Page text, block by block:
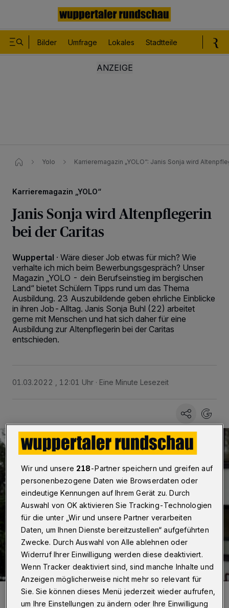
Bilder Umfrage Lokales Stadtteile
Yolo Karrieremagazin „YOLO“: Janis Sonja wird
Karrieremagazin „YOLO“
Janis Sonja wird Altenpflegerin
bei der Caritas
Wuppertal · Wäre dieser Job etwas für mich? Wie
verhalte ich mich beim Bewerbungsgespräch? Unser
Magazin „YOLO - dein Berufseinstieg im bergischen
Land“ bietet Schülern Tipps rund um das Thema
Ausbildung. 23 Auszubildende geben ehrliche Einblicke
in ihren Job-Alltag. Janis Sonja Buhl (22) arbeitet
gerne mit Menschen und hat sich daher für eine
Ausbildung zur Altenpflegerin bei der Caritas
entschieden.
01.03.2022 , 12:01 Uhr Eine Minute Lesezeit
Janis Sonja Buhl (22) macht bei der Caritas eine Ausbildung zur
Wir und unsere 218-Partner speichern und greifen auf
personenbezogene Daten wie Browserdaten oder
eindeutige Kennungen auf Ihrem Gerät zu. Durch
Auswahl von OK aktivieren Sie Tracking-Technologien
für die unter „Wir und unsere Partner verarbeiten
Daten, um Ihnen Dienste bereitzustellen“ aufgeführten
Zwecke. Durch Auswahl von Alle ablehnen oder
Widerruf Ihrer Einwilligung werden diese deaktiviert.
Wenn Tracker deaktiviert sind, sind manche Inhalte und
Anzeigen möglicherweise nicht mehr so relevant für
Sie. Sie können dieses Menü jederzeit wieder aufrufen,
um Ihre Einstellungen zu ändern oder Ihre Einwilligung